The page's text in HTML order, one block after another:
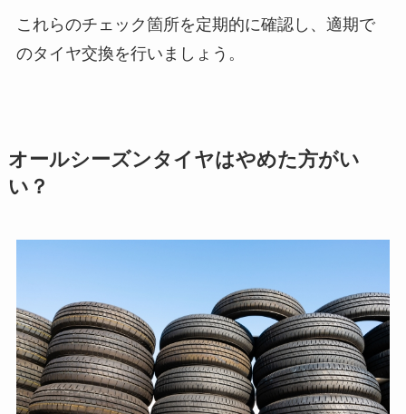
これらのチェック箇所を定期的に確認し、適期で
のタイヤ交換を行いましょう。
オールシーズンタイヤはやめた方がい
い？